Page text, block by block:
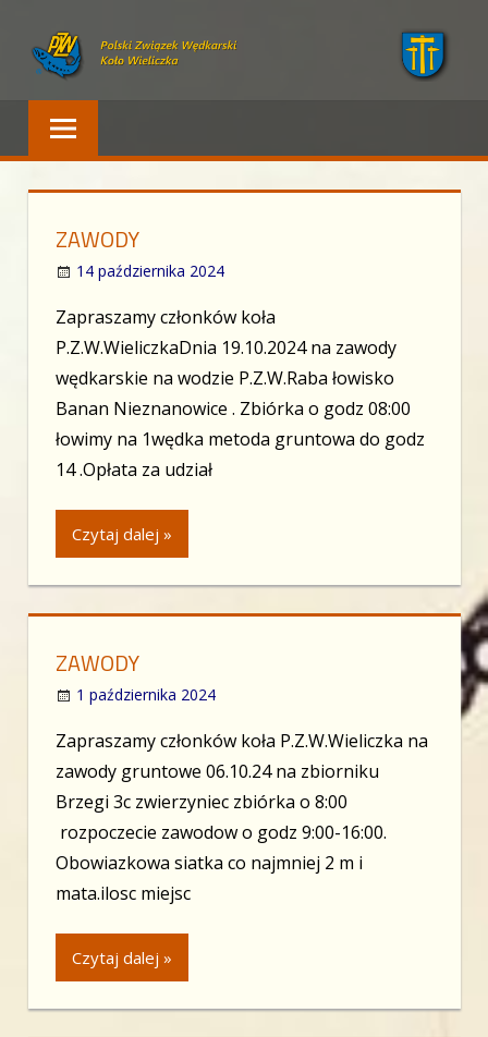
content
Polski Związek Wędkarski – Wieliczka
ZAWODY
14 października 2024
Zapraszamy członków koła
P.Z.W.WieliczkaDnia 19.10.2024 na zawody
wędkarskie na wodzie P.Z.W.Raba łowisko
Banan Nieznanowice . Zbiórka o godz 08:00
łowimy na 1wędka metoda gruntowa do godz
14 .Opłata za udział
Czytaj dalej »
ZAWODY
1 października 2024
Zapraszamy członków koła P.Z.W.Wieliczka na
zawody gruntowe 06.10.24 na zbiorniku
Brzegi 3c zwierzyniec zbiórka o 8:00
rozpoczecie zawodow o godz 9:00-16:00.
Obowiazkowa siatka co najmniej 2 m i
mata.ilosc miejsc
Czytaj dalej »